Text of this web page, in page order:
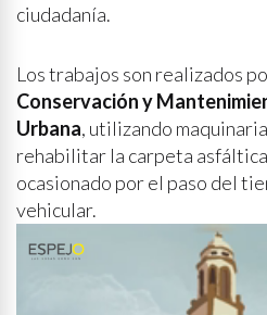
ciudadanía.
Los trabajos son realizados
Conservación y
Urbana, utilizando
rehabilitar la carpeta
ocasionado por el paso del
vehicular.